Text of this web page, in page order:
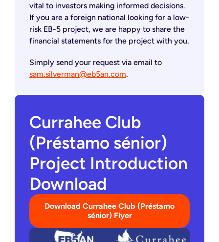
vital to investors making informed decisions.
If you are a foreign national looking for a low-
risk EB-5 project, we are happy to share the
financial statements for the project with you.
Simply send your request via email to
sam.silverman@eb5an.com.
Currahee Club
(Préstamo sénior)
Project Introduction
Download
Download Currahee Club (Préstamo
sénior) Flyer